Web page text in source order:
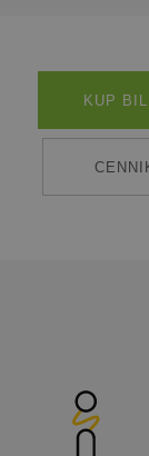
KUP